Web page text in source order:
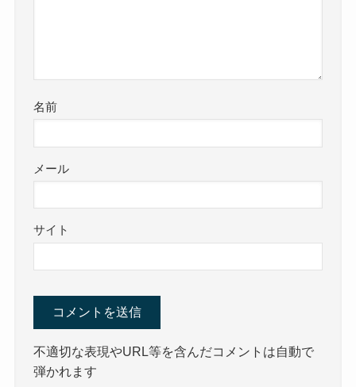
名前
メール
サイト
不適切な表現やURL等を含んだコメントは自動で
弾かれます